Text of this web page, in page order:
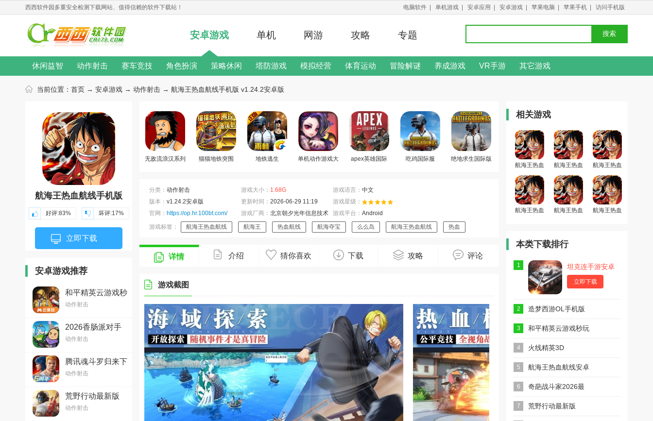
西西软件园 多重安全检测下载网站、值得信赖的软件下载站！ 电脑软件 单机游戏 安卓应用 安卓游戏 苹果电脑 苹果手机 访问手机版
安卓游戏 单机 网游 攻略 专题 搜索
休闲益智 动作射击 赛车竞技 角色扮演 策略休闲 塔防游戏 模拟经营 体育运动 冒险解谜 养成游戏 VR手游 其它游戏
无限金币 桌游游戏 单机游戏 汉化游戏 修改器
游戏新闻 游戏攻略 游戏心得 修改教程 游戏说明
游戏合集 游戏主题 游戏厂商
当前位置： 首页 → 安卓游戏 → 动作射击 → 航海王热血航线手机版 v1.24.2安卓版
航海王热血航线手机版
好评:83% 坏评:17%
立即下载
安卓游戏推荐
和平精英云游戏秒
玩v5.2.1.4990108
安卓最新版
动作射击
2026香肠派对手
机免费版v24.14安
卓版
动作射击
腾讯魂斗罗归来下
载2026最新版
v1.81.133.8468官
动作射击
荒野行动最新版
v1.466.750206新
版
动作射击
无敌流浪汉系列
猫猫地铁突围 地铁逃生
单机动作游戏大
apex英雄国际
吃鸡国际服 绝地求生国际版
分类： 动作射击 游戏大小： 1.68G 游戏语言： 中文
版本： v1.24.2安卓版 更新时间： 2026-06-29 11:19
游戏星级：
官网： https://op.hr.100bt.com/ 游戏厂商： 北京朝夕光年信息技术
有限公司
游戏平台： Android
游戏标签：
航海王热血航线 航海王 热血航线 航海夺宝 么么岛 航海王热血航线 热血
详情 介绍 猜你喜欢 下载 攻略 评论
游戏截图
相关游戏
航海王热血
航海王热血
手游
航海王热血
航海王热血
航海王热血
航海王热血
本类下载排行
1
坦克连手游安卓
版
立即下载
2 造梦西游OL手机版
3 和平精英云游戏秒玩
4 火线精英3D
5 航海王热血航线安卓
版
6 奇葩战斗家2026最
新版
7 荒野行动最新版